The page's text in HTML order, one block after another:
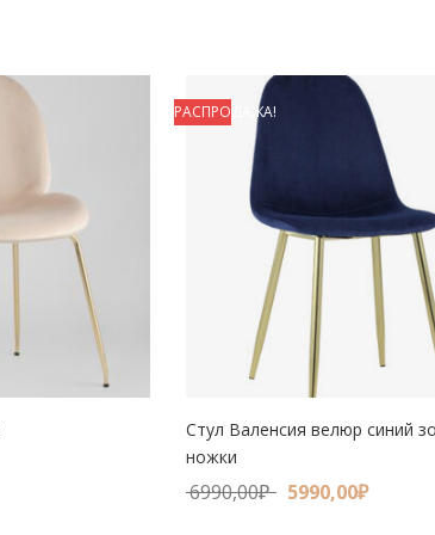
РАСПРОДАЖА!
Стул Валенсия велюр синий
ножки
6990,00₽ 5990,00₽
В КОРЗИНУ